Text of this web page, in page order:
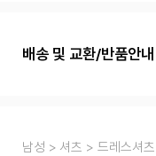
배송 및 교환/반품안내
남성 셔츠 드레스셔츠